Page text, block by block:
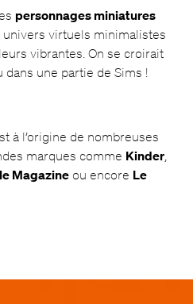
personnages miniatures
virtuels minimalistes
vibrantes. On se croirait
une partie de Sims !
à l’origine de nombreuses
marques comme Kinder,
Magazineou encore Le